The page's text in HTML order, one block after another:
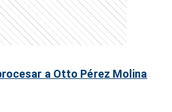
a Otto Pérez Molina